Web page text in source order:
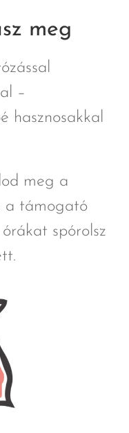
meg
–
hasznosakkal
meg a
a támogató
spórolsz